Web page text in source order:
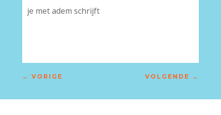
je met adem schrijft
← VORIGE VOLGENDE →